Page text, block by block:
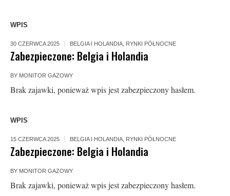
WPIS
30 CZERWCA 2025 BELGIA I HOLANDIA RYNKI PÓŁNOCNE
Zabezpieczone: Belgia i Holandia
BY MONITOR GAZOWY
Brak zajawki, ponieważ wpis jest zabezpieczony hasłem.
WPIS
15 CZERWCA 2025 BELGIA I HOLANDIA RYNKI PÓŁNOCNE
Zabezpieczone: Belgia i Holandia
BY MONITOR GAZOWY
Brak zajawki, ponieważ wpis jest zabezpieczony hasłem.